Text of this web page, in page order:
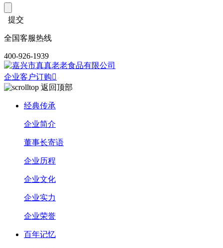
提交
全国客服热线
400-926-1939
企业客户订购
返回顶部
经典传承
企业简介
董事长寄语
企业历程
企业文化
企业实力
企业荣誉
百年记忆